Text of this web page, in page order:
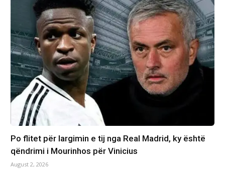
Po flitet për largimin e tij nga Real Madrid, ky është
qëndrimi i Mourinhos për Vinicius
August 2, 2026